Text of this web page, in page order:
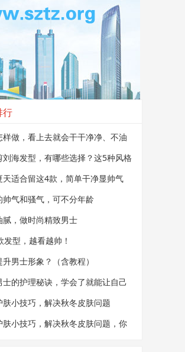
行
样做，看上去就会干干净净、不油
刘海发型，有哪些选择？这5种风格
天适合留这4款，简单干净显帅气
帅气和骚气，可不分年龄
腻，做时尚精致男士
发型，越看越帅！
男士形象？（含教程）
士的护理秘诀，学会了就能让自己
样
肤小技巧，解决秋冬皮肤问题
肤小技巧，解决秋冬皮肤问题，你